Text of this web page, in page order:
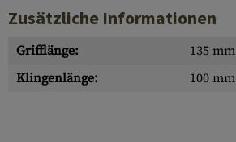
Zusätzliche Informationen
Grifflänge:
135 mm
Klingenlänge:
100 mm